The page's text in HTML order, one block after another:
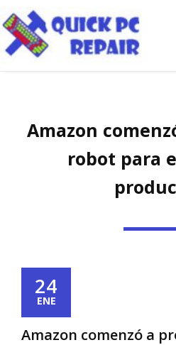
Amazon
robot para
24
ENE
Amazon comenzó a